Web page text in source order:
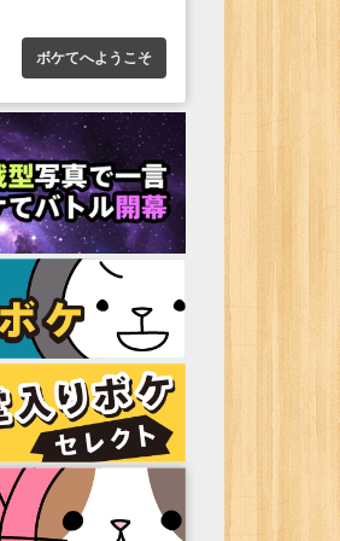
ボケてへようこそ